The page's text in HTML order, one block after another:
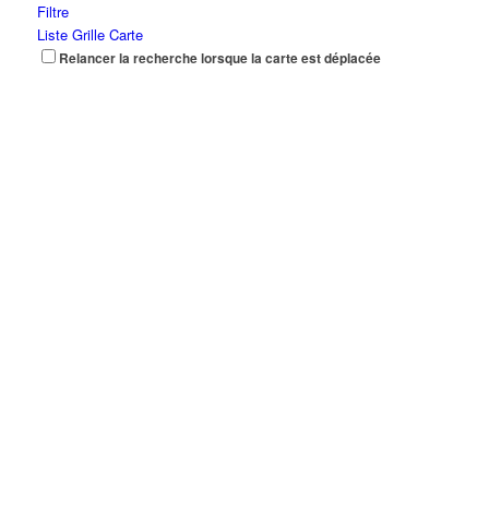
Filtre
Liste Grille Carte
Relancer la recherche lorsque la carte est déplacée